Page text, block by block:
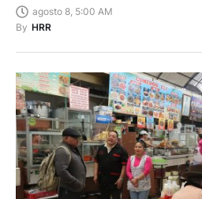
agosto 8, 5:00 AM
By HRR